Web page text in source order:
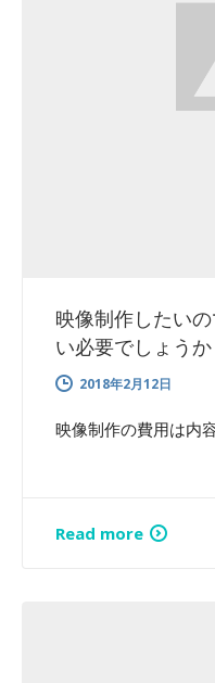
映像制作したい
い必要でしょうか
2018年2月12日
映像制作の費用は内
Read more